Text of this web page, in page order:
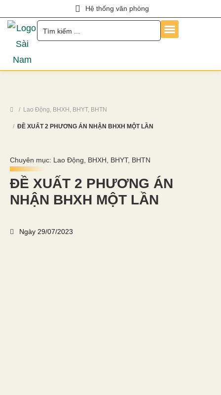
Hệ thống văn phòng
Lao Động, BHXH, BHYT, BHTN
ĐỀ XUẤT 2 PHƯƠNG ÁN NHẬN BHXH MỘT LẦN
Chuyên mục: Lao Động, BHXH, BHYT, BHTN
ĐỀ XUẤT 2 PHƯƠNG ÁN
NHẬN BHXH MỘT LẦN
Ngày 29/07/2023